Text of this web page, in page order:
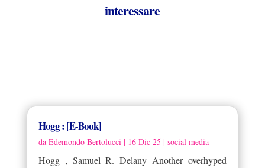
interessare
Hogg : [E-Book]
da Edemondo Bertolucci| 16 Dic 25 | social media
Hogg , Samuel R. Delany Another overhyped